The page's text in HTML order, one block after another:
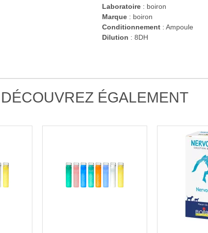
Laboratoire : boiron
Marque : boiron
Conditionnement : Ampoule
Dilution : 8DH
DÉCOUVREZ ÉGALEMENT